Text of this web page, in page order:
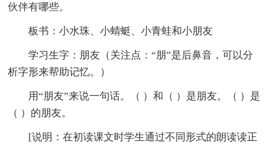
伙伴有哪些。
板书：小水珠、小蜻蜓、小青蛙和小朋友
学习生字：朋友（关注点：“朋”是后鼻音，可以分
析字形来帮助记忆。）
用“朋友”来说一句话。（ ）和（ ）是朋友。（ ）是
（ ）的朋友。
[说明：在初读课文时学生通过不同形式的朗读读正